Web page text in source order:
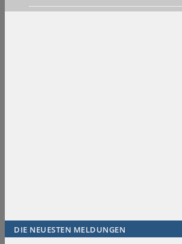
DIE NEUESTEN MELDUNGEN